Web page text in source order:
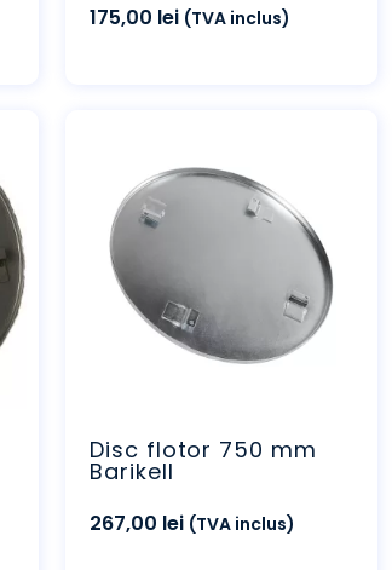
175,00 lei (TVA inclus)
Disc flotor 750 mm
Barikell
267,00 lei (TVA inclus)